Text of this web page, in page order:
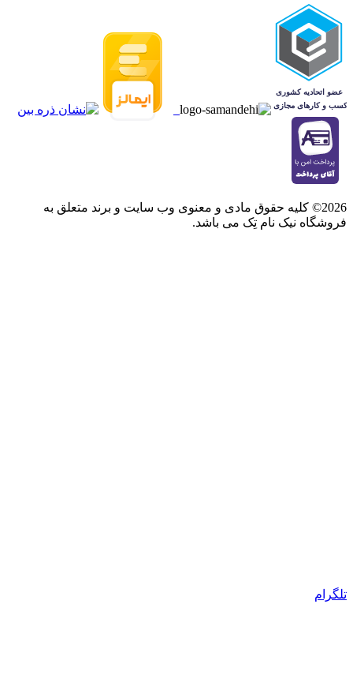
2026© کلیه حقوق مادی و معنوی وب سایت و برند متعلق به
فروشگاه نیک نام تِک می باشد.
تلگرام